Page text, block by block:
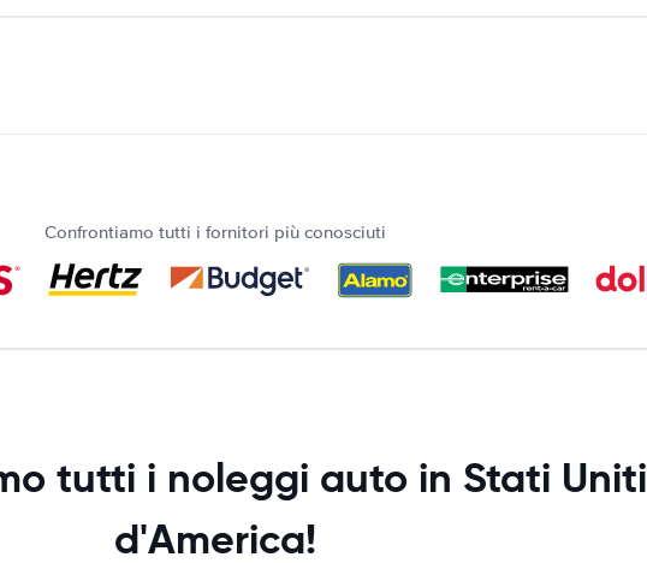
Confrontiamo tutti i fornitori più conosciuti
tutti i noleggi auto in Stati Uniti
d'America!